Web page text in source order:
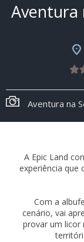
Aventura
Aventura na
A Epic Land
experiência que
Com a
cenário, vai
provar um licor